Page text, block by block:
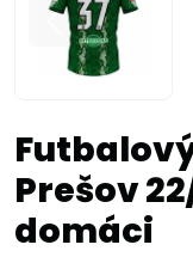
Prešov
domáci